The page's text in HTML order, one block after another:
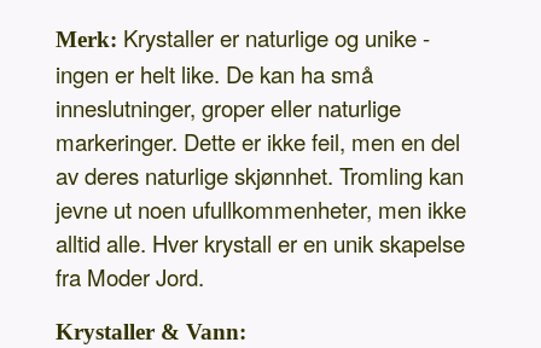
Merk: Krystaller er naturlige og unike -
ingen er helt like. De kan ha små
inneslutninger, groper eller naturlige
markeringer. Dette er ikke feil, men en del
av deres naturlige skjønnhet. Tromling kan
jevne ut noen ufullkommenheter, men ikke
alltid alle. Hver krystall er en unik skapelse
fra Moder Jord.
Krystaller & Vann: